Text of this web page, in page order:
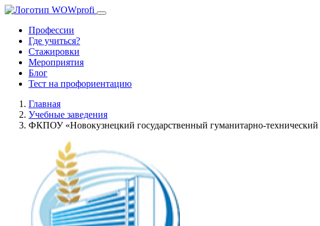
Профессии
Где учиться?
Стажировки
Мероприятия
Блог
Тест на профориентацию
Главная
Учебные заведения
ФКПОУ «Новокузнецкий государственный гуманитарно-технический